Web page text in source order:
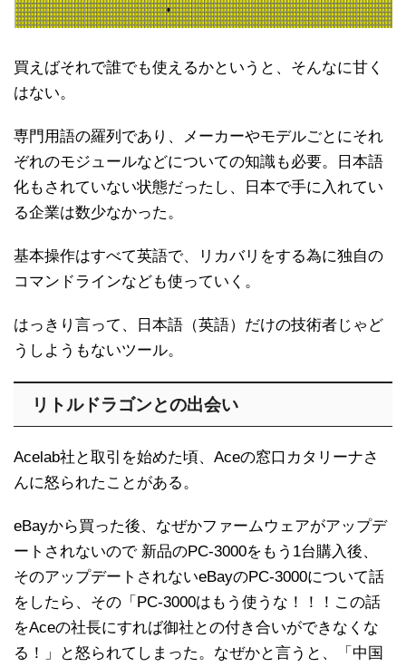
買えばそれで誰でも使えるかというと、そんなに甘く
はない。
専門用語の羅列であり、メーカーやモデルごとにそれ
ぞれのモジュールなどについての知識も必要。日本語
化もされていない状態だったし、日本で手に入れてい
る企業は数少なかった。
基本操作はすべて英語で、リカバリをする為に独自の
コマンドラインなども使っていく。
はっきり言って、日本語（英語）だけの技術者じゃど
うしようもないツール。
リトルドラゴンとの出会い
Acelab社と取引を始めた頃、Aceの窓口カタリーナさ
んに怒られたことがある。
eBayから買った後、なぜかファームウェアがアップデ
ートされないので 新品のPC-3000をもう1台購入後、
そのアップデートされないeBayのPC-3000について話
をしたら、その「PC-3000はもう使うな！！！この話
をAceの社長にすれば御社との付き合いができなくな
る！」と怒られてしまった。なぜかと言うと、「中国